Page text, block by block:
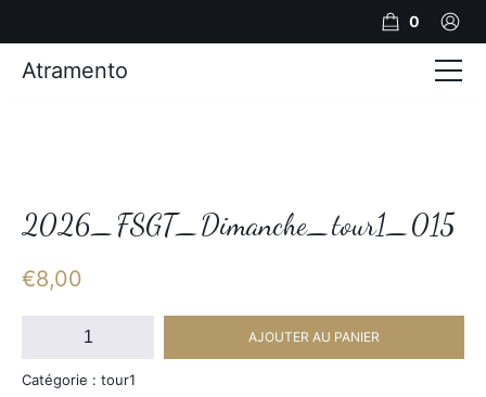
2026_FSGT_Dimanche_tour1_015
€8,00
quantité
2026_FSGT_Dimanche_tour1_015
AJOUTER AU PANIER
Catégorie : tour1
0
Atramento
Photos